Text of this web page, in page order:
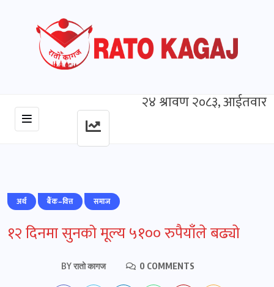
२४ श्रावण २०८३, आईतवार
अर्थ बैंक–वित्त समाज
१२ दिनमा सुनको मूल्य ५१०० रुपैयाँले बढ्याे
BYरातो कागज 0 COMMENTS